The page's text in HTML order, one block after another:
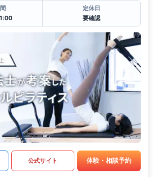
定休日
要確認
公式サイト 体験・相談予約